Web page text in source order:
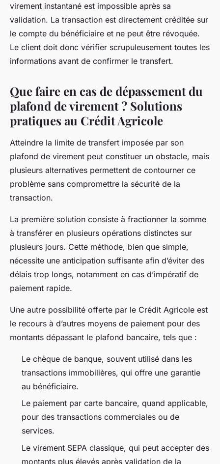
virement instantané est impossible après sa
validation. La transaction est directement créditée sur
le compte du bénéficiaire et ne peut être révoquée.
Le client doit donc vérifier scrupuleusement toutes les
informations avant de confirmer le transfert.
Que faire en cas de dépassement du
plafond de virement ? Solutions
pratiques au Crédit Agricole
Atteindre la limite de transfert imposée par son
plafond de virement peut constituer un obstacle, mais
plusieurs alternatives permettent de contourner ce
problème sans compromettre la sécurité de la
transaction.
La première solution consiste à fractionner la somme
à transférer en plusieurs opérations distinctes sur
plusieurs jours. Cette méthode, bien que simple,
nécessite une anticipation suffisante afin d’éviter des
délais trop longs, notamment en cas d’impératif de
paiement rapide.
Une autre possibilité offerte par le Crédit Agricole est
le recours à d’autres moyens de paiement pour des
montants dépassant le plafond bancaire, tels que :
Le chèque de banque, souvent utilisé dans les
transactions immobilières, qui offre une garantie
au bénéficiaire.
Le paiement par carte bancaire, quand applicable,
pour des transactions commerciales ou de
services.
Le virement SEPA classique, qui peut accepter des
montants plus élevés après validation de la